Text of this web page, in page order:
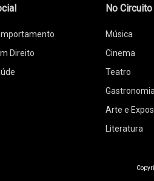
Direito
No Circuito
Música
Cinema
Teatro
Gastronomia
Arte e
Literatura